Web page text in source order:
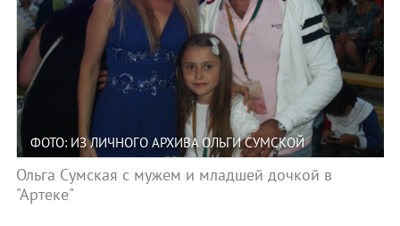
ФОТО: ИЗ ЛИЧНОГО АРХИВА ОЛЬГИ СУМСКОЙ
Ольга Сумская с мужем и младшей дочкой в
"Артеке"